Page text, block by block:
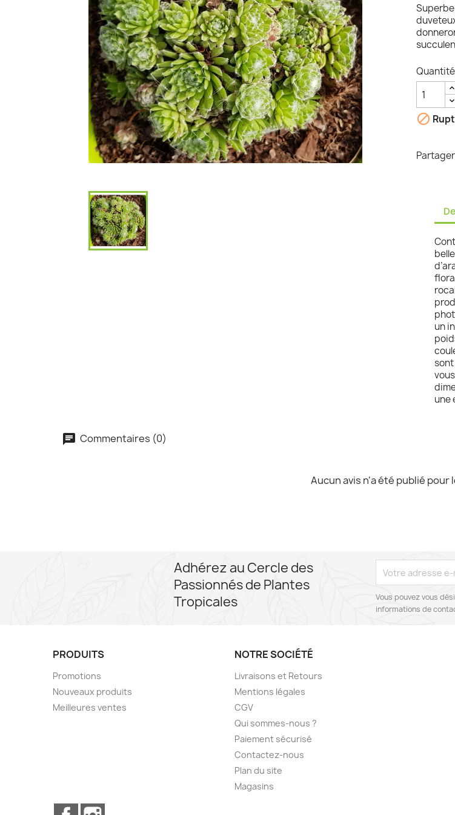
Bambous et graminées
Quantité

Partager
un
sont
une
Commentaires (0)
Aucun avis n'a été publié pour
Adhérez au Cercle des
Passionnés de Plantes
Tropicales
Vous pouvez vous
informations de
PRODUITS
Promotions
Nouveaux produits
Meilleures ventes
NOTRE SOCIÉTÉ
Livraisons et Retours
Mentions légales
CGV
Qui sommes-nous ?
Paiement sécurisé
Contactez-nous
Plan du site
Magasins
Facebook